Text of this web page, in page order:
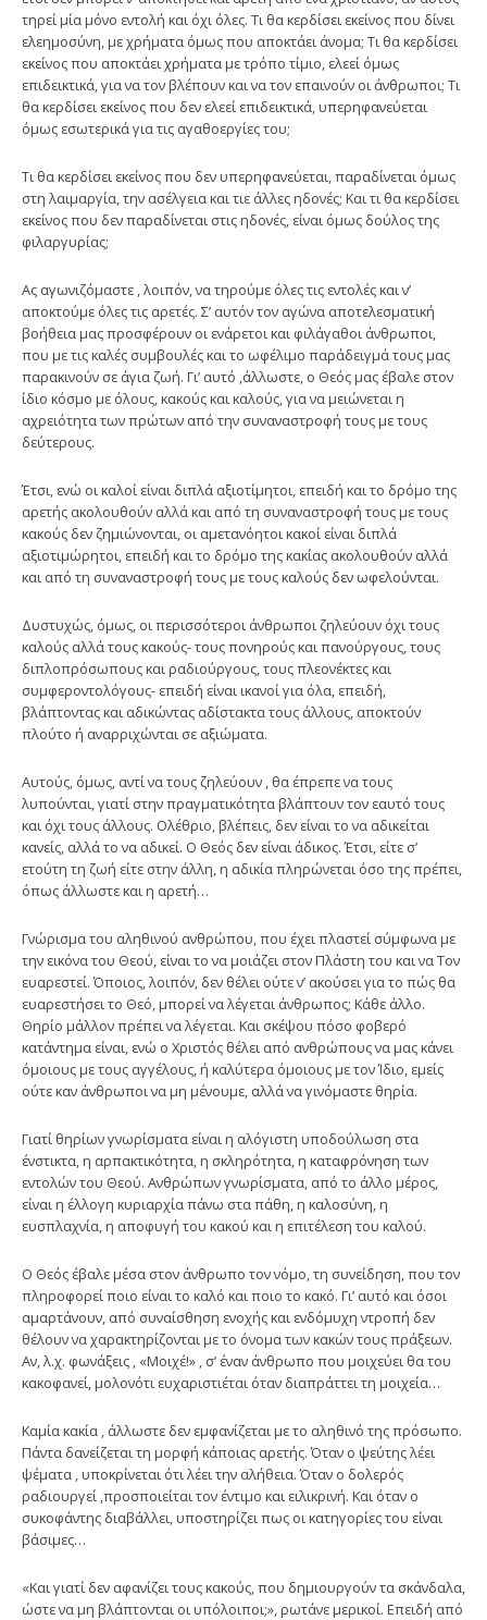
τηρεί μία μόνο εντολή και όχι όλες. Τι θα κερδίσει εκείνος που δίνει
ελεημοσύνη, με χρήματα όμως που αποκτάει άνομα; Τι θα κερδίσει
εκείνος που αποκτάει χρήματα με τρόπο τίμιο, ελεεί όμως
επιδεικτικά, για να τον βλέπουν και να τον επαινούν οι άνθρωποι; Τι
θα κερδίσει εκείνος που δεν ελεεί επιδεικτικά, υπερηφανεύεται
όμως εσωτερικά για τις αγαθοεργίες του;
Τι θα κερδίσει εκείνος που δεν υπερηφανεύεται, παραδίνεται όμως
στη λαιμαργία, την ασέλγεια και τιε άλλες ηδονές; Και τι θα κερδίσει
εκείνος που δεν παραδίνεται στις ηδονές, είναι όμως δούλος της
φιλαργυρίας;
Ας αγωνιζόμαστε , λοιπόν, να τηρούμε όλες τις εντολές και ν’
αποκτούμε όλες τις αρετές. Σ’ αυτόν τον αγώνα αποτελεσματική
βοήθεια μας προσφέρουν οι ενάρετοι και φιλάγαθοι άνθρωποι,
που με τις καλές συμβουλές και το ωφέλιμο παράδειγμά τους μας
παρακινούν σε άγια ζωή. Γι’ αυτό ,άλλωστε, ο Θεός μας έβαλε στον
ίδιο κόσμο με όλους, κακούς και καλούς, για να μειώνεται η
αχρειότητα των πρώτων από την συναναστροφή τους με τους
δεύτερους.
Έτσι, ενώ οι καλοί είναι διπλά αξιοτίμητοι, επειδή και το δρόμο της
αρετής ακολουθούν αλλά και από τη συναναστροφή τους με τους
κακούς δεν ζημιώνονται, οι αμετανόητοι κακοί είναι διπλά
αξιοτιμώρητοι, επειδή και το δρόμο της κακίας ακολουθούν αλλά
και από τη συναναστροφή τους με τους καλούς δεν ωφελούνται.
Δυστυχώς, όμως, οι περισσότεροι άνθρωποι ζηλεύουν όχι τους
καλούς αλλά τους κακούς- τους πονηρούς και πανούργους, τους
διπλοπρόσωπους και ραδιούργους, τους πλεονέκτες και
συμφεροντολόγους- επειδή είναι ικανοί για όλα, επειδή,
βλάπτοντας και αδικώντας αδίστακτα τους άλλους, αποκτούν
πλούτο ή αναρριχώνται σε αξιώματα.
Αυτούς, όμως, αντί να τους ζηλεύουν , θα έπρεπε να τους
λυπούνται, γιατί στην πραγματικότητα βλάπτουν τον εαυτό τους
και όχι τους άλλους. Ολέθριο, βλέπεις, δεν είναι το να αδικείται
κανείς, αλλά το να αδικεί. Ο Θεός δεν είναι άδικος. Έτσι, είτε σ’
ετούτη τη ζωή είτε στην άλλη, η αδικία πληρώνεται όσο της πρέπει,
όπως άλλωστε και η αρετή…
Γνώρισμα του αληθινού ανθρώπου, που έχει πλαστεί σύμφωνα με
την εικόνα του Θεού, είναι το να μοιάζει στον Πλάστη του και να Τον
ευαρεστεί. Όποιος, λοιπόν, δεν θέλει ούτε ν’ ακούσει για το πώς θα
ευαρεστήσει το Θεό, μπορεί να λέγεται άνθρωπος; Κάθε άλλο.
Θηρίο μάλλον πρέπει να λέγεται. Και σκέψου πόσο φοβερό
κατάντημα είναι, ενώ ο Χριστός θέλει από ανθρώπους να μας κάνει
όμοιους με τους αγγέλους, ή καλύτερα όμοιους με τον Ίδιο, εμείς
ούτε καν άνθρωποι να μη μένουμε, αλλά να γινόμαστε θηρία.
Γιατί θηρίων γνωρίσματα είναι η αλόγιστη υποδούλωση στα
ένστικτα, η αρπακτικότητα, η σκληρότητα, η καταφρόνηση των
εντολών του Θεού. Ανθρώπων γνωρίσματα, από το άλλο μέρος,
είναι η έλλογη κυριαρχία πάνω στα πάθη, η καλοσύνη, η
ευσπλαχνία, η αποφυγή του κακού και η επιτέλεση του καλού.
Ο Θεός έβαλε μέσα στον άνθρωπο τον νόμο, τη συνείδηση, που τον
πληροφορεί ποιο είναι το καλό και ποιο το κακό. Γι’ αυτό και όσοι
αμαρτάνουν, από συναίσθηση ενοχής και ενδόμυχη ντροπή δεν
θέλουν να χαρακτηρίζονται με το όνομα των κακών τους πράξεων.
Αν, λ.χ. φωνάξεις , «Μοιχέ!» , σ’ έναν άνθρωπο που μοιχεύει θα του
κακοφανεί, μολονότι ευχαριστιέται όταν διαπράττει τη μοιχεία…
Καμία κακία , άλλωστε δεν εμφανίζεται με το αληθινό της πρόσωπο.
Πάντα δανείζεται τη μορφή κάποιας αρετής. Όταν ο ψεύτης λέει
ψέματα , υποκρίνεται ότι λέει την αλήθεια. Όταν ο δολερός
ραδιουργεί ,προσποιείται τον έντιμο και ειλικρινή. Και όταν ο
συκοφάντης διαβάλλει, υποστηρίζει πως οι κατηγορίες του είναι
βάσιμες…
«Και γιατί δεν αφανίζει τους κακούς, που δημιουργούν τα σκάνδαλα,
ώστε να μη βλάπτονται οι υπόλοιποι;», ρωτάνε μερικοί. Επειδή από